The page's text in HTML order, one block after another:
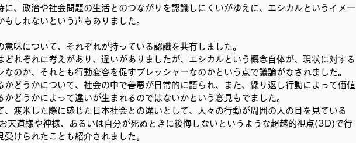
現地調査訪問 総会 その他イベント
育むプロジェクト 事務局/理事会 Youth ChANge
に、政治や社会問題の生活とのつながりを認識しにくいがゆえに、エシカルというイメー
もしれないという声もありました。
意味について、それぞれが持っている認識を共有しました。
どれぞれに考えがあり、違いがありましたが、エシカルという概念自体が、現状に対する
なのか、それとも行動変容を促すプレッシャーなのかという点で議論がなされました。
かどうかについて、社会の中で善悪が日常的に語られ、また、繰り返し行動によって価値
かどうかによって違いが生まれるのではないかという意見もでました。
、渡米した際に感じた日本社会との違いとして、人々の行動が周囲の人の目を見ている
天道様や神様、あるいは自分が死ぬときに後悔しないというような超越的視点(3D)で行
受けられたことも紹介されました。